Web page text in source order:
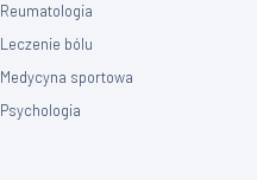
Reumatologia
Leczenie bólu
Medycyna sportowa
Psychologia